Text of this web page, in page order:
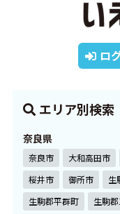
ロ
エリア別検索
奈良県
奈良市 大和高田市
桜井市
御所市 生
生駒郡平群町
生駒